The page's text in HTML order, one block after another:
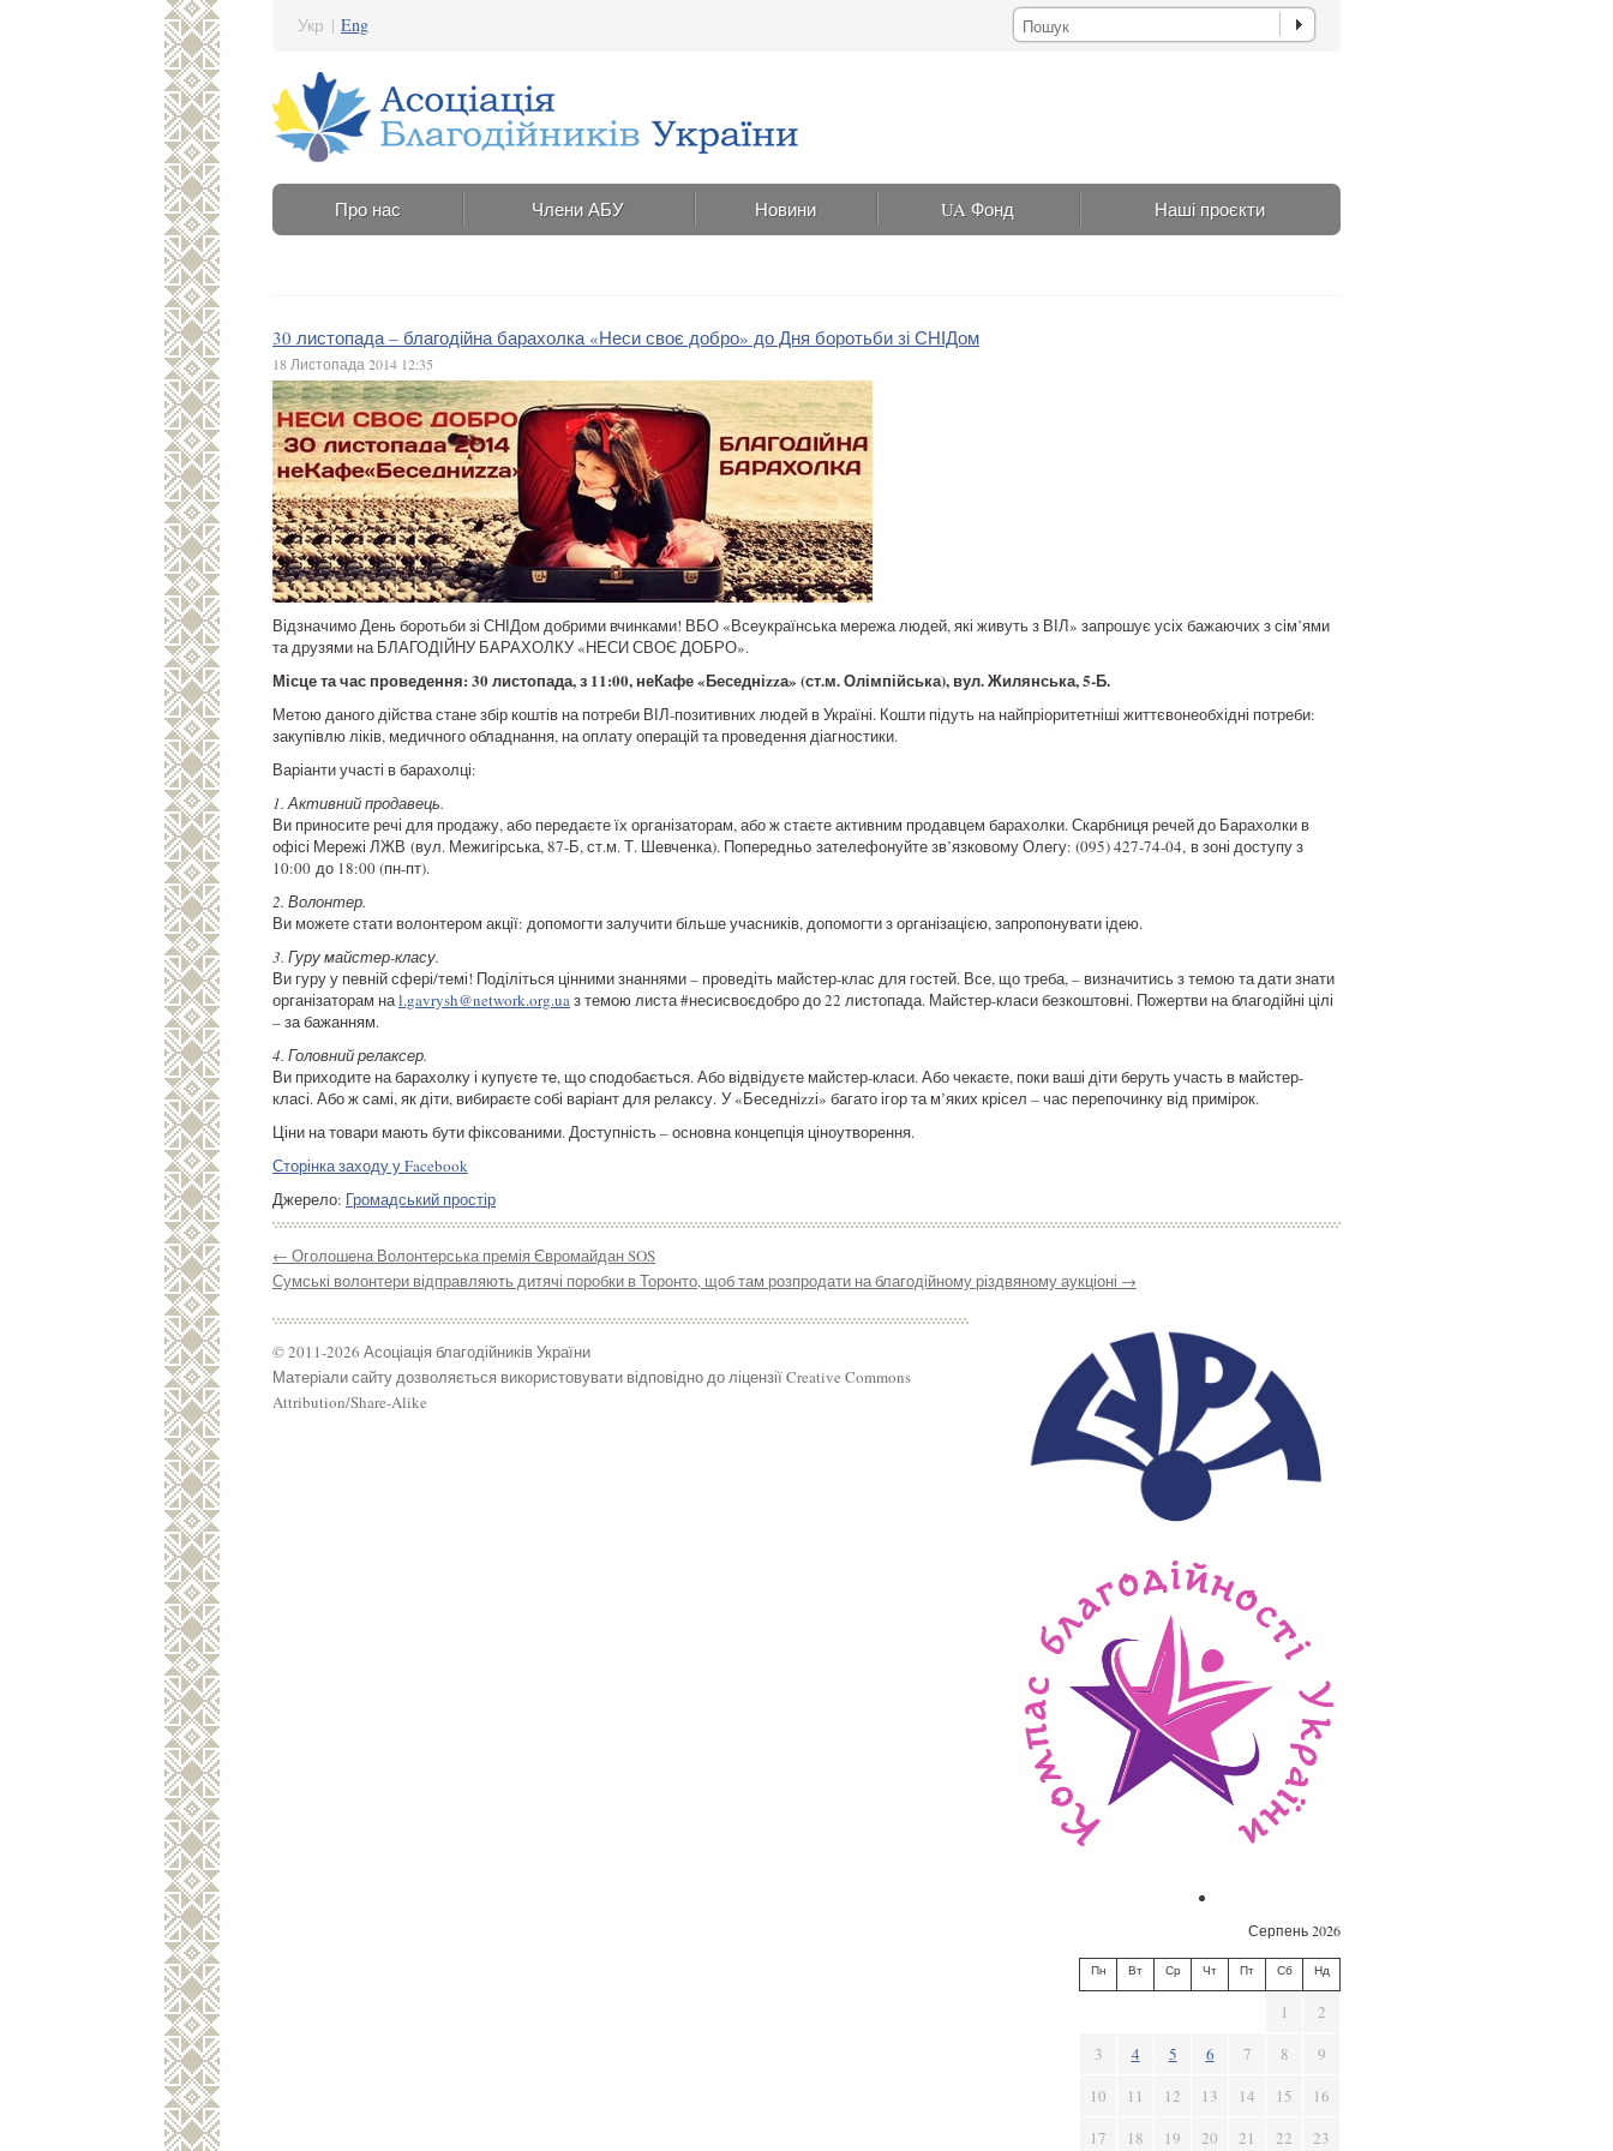
Укр | Eng
Про нас Члени АБУ Новини UA Фонд Наші проєкти
30 листопада – благодійна барахолка «Неси своє добро» до Дня боротьби зі СНІДом
18 Листопада 2014 12:35
Відзначимо День боротьби зі СНІДом добрими вчинками! ВБО «Всеукраїнська мережа людей, які живуть з ВІЛ» запрошує усіх бажаючих з сім’ями
та друзями на БЛАГОДІЙНУ БАРАХОЛКУ «НЕСИ СВОЄ ДОБРО».
Місце та час проведення: 30 листопада, з 11:00, неКафе «Беседніzzа» (ст.м. Олімпійська), вул. Жилянська, 5-Б.
Метою даного дійства стане збір коштів на потреби ВІЛ-позитивних людей в Україні. Кошти підуть на найпріоритетніші життєвонеобхідні потреби:
закупівлю ліків, медичного обладнання, на оплату операцій та проведення діагностики.
Варіанти участі в барахолці:
1. Активний продавець.
Ви приносите речі для продажу, або передаєте їх організаторам, або ж стаєте активним продавцем барахолки. Скарбниця речей до Барахолки в
офісі Мережі ЛЖВ (вул. Межигірська, 87-Б, ст.м. Т. Шевченка). Попередньо зателефонуйте зв’язковому Олегу: (095) 427-74-04, в зоні доступу з
10:00 до 18:00 (пн-пт).
2. Волонтер.
Ви можете стати волонтером акції: допомогти залучити більше учасників, допомогти з організацією, запропонувати ідею.
3. Гуру майстер-класу.
Ви гуру у певній сфері/темі! Поділіться цінними знаннями – проведіть майстер-клас для гостей. Все, що треба, – визначитись з темою та дати знати
організаторам наl.gavrysh@network.org.uaз темою листа #несисвоєдобро до 22 листопада. Майстер-класи безкоштовні. Пожертви на благодійні цілі
– за бажанням.
4. Головний релаксер.
Ви приходите на барахолку і купуєте те, що сподобається. Або відвідуєте майстер-класи. Або чекаєте, поки ваші діти беруть участь в майстер-
класі. Або ж самі, як діти, вибираєте собі варіант для релаксу. У «Беседніzzі» багато ігор та м’яких крісел – час перепочинку від примірок.
Ціни на товари мають бути фіксованими. Доступність – основна концепція ціноутворення.
Сторінка заходу у Facebook
Джерело: Громадський простір
← Оголошена Волонтерська премія Євромайдан SOS
Сумські волонтери відправляють дитячі поробки в Торонто, щоб там розпродати на благодійному різдвяному аукціоні →
Серпень 2026
Пн Вт Ср Чт Пт Сб Нд
1
2
3
4 5 6 7 8
9
10
11 12 13 14 15
16
17
18 19 20 21 22 23
© 2011-2026 Асоціація благодійників України
Матеріали сайту дозволяється використовувати відповідно до ліцензії Creative Commons
Attribution/Share-Alike